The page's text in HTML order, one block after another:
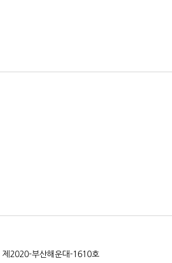
제2020-부산해운대-1610호